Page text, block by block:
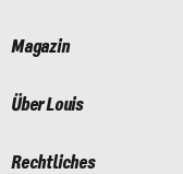
Magazin
Über Louis
Rechtliches